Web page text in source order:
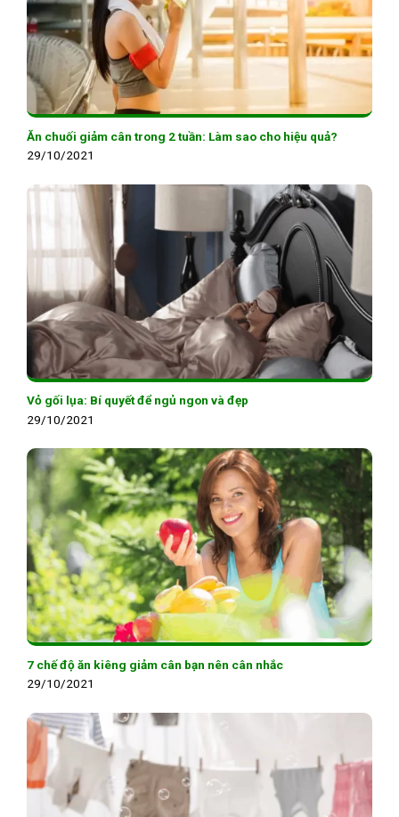
Ăn chuối giảm cân trong 2 tuần: Làm sao cho hiệu quả?
29/10/2021
Vỏ gối lụa: Bí quyết để ngủ ngon và đẹp
29/10/2021
7 chế độ ăn kiêng giảm cân bạn nên cân nhắc
29/10/2021